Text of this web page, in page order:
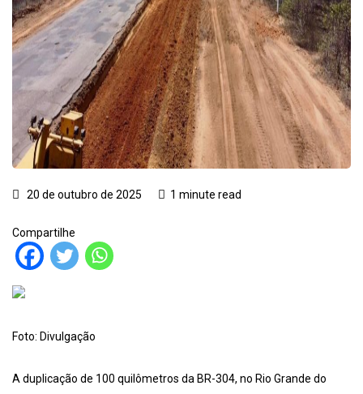
20 de outubro de 2025 1 minute read
Compartilhe
Foto: Divulgação
A duplicação de 100 quilômetros da BR-304, no Rio Grande do